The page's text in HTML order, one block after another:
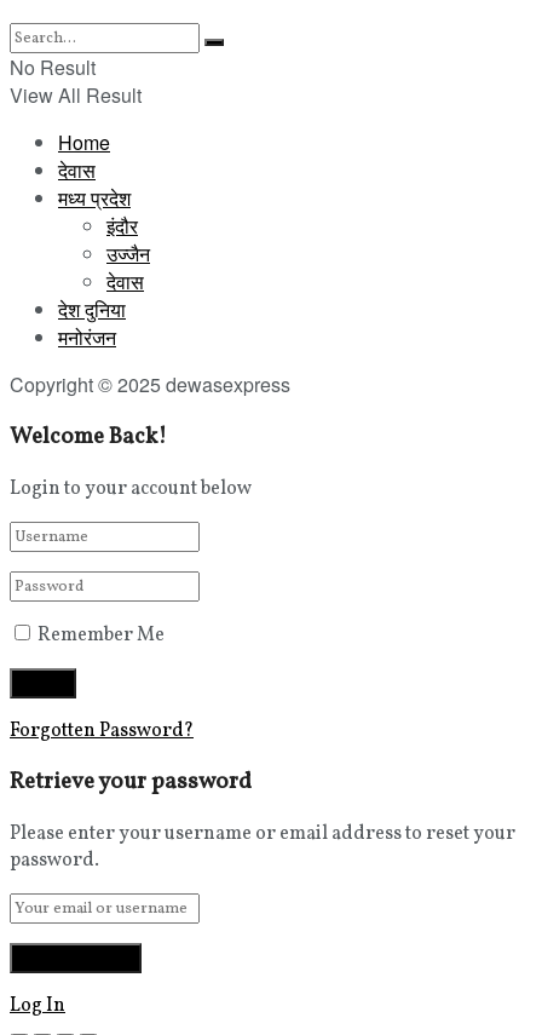
No Result
View All Result
Home
देवास
मध्य प्रदेश
इंदौर
उज्जैन
देवास
देश दुनिया
मनोरंजन
Copyright © 2025 dewasexpress
Welcome Back!
Login to your account below
Remember Me
Forgotten Password?
Retrieve your password
Please enter your username or email address to reset your
password.
Log In